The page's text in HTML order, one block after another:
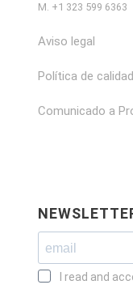
M. +1 323 599 6363
Aviso legal
Política de calidad
Comunicado a
I read and